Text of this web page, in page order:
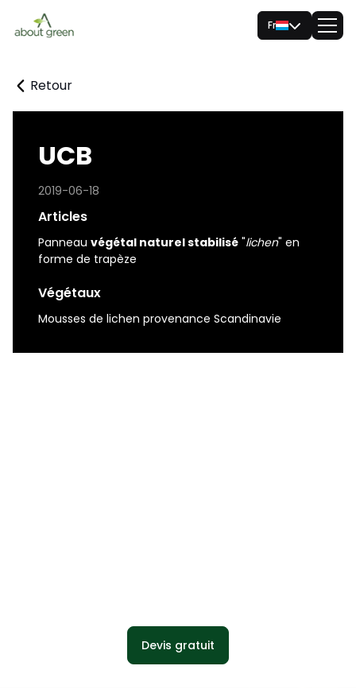
Fr
Retour
UCB
2019-06-18
Articles
Panneau végétal naturel stabilisé "lichen" en
forme de trapèze
Végétaux
Mousses de lichen provenance Scandinavie
Devis gratuit